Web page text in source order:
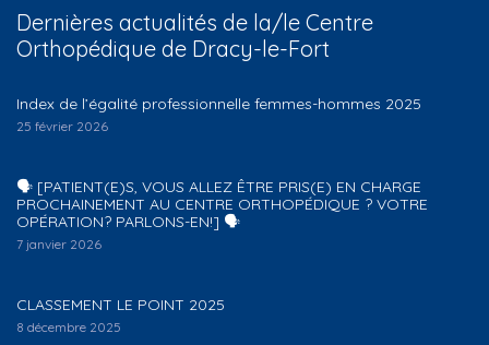
Dernières actualités de la/le Centre
Orthopédique de Dracy-le-Fort
Index de l’égalité professionnelle femmes-hommes 2025
25 février 2026
🗣️ [PATIENT(E)S, VOUS ALLEZ ÊTRE PRIS(E) EN CHARGE
PROCHAINEMENT AU CENTRE ORTHOPÉDIQUE ? VOTRE
OPÉRATION? PARLONS-EN!] 🗣️
7 janvier 2026
CLASSEMENT LE POINT 2025
8 décembre 2025